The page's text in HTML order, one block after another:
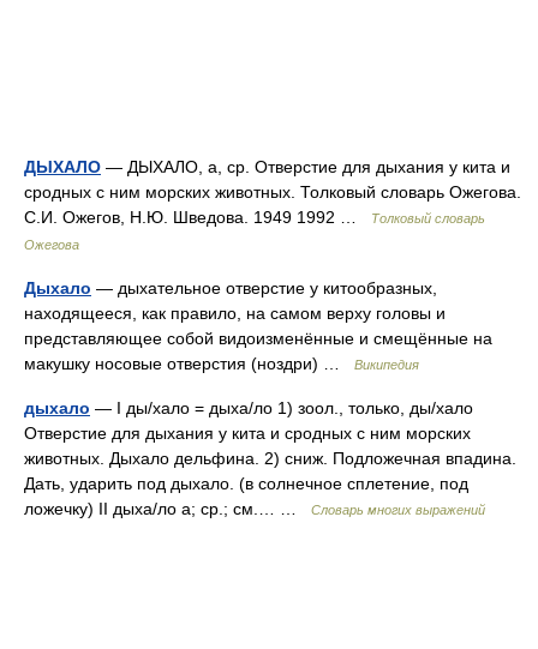
ДЫХАЛО — ДЫХАЛО, а, ср. Отверстие для дыхания у кита и
сродных с ним морских животных. Толковый словарь Ожегова.
С.И. Ожегов, Н.Ю. Шведова. 1949 1992 …
Толковый словарь
Ожегова
Дыхало — дыхательное отверстие у китообразных,
находящееся, как правило, на самом верху головы и
представляющее собой видоизменённые и смещённые на
макушку носовые отверстия (ноздри) …
Википедия
дыхало — I ды/хало = дыха/ло 1) зоол., только, ды/хало
Отверстие для дыхания у кита и сродных с ним морских
животных. Дыхало дельфина. 2) сниж. Подложечная впадина.
Дать, ударить под дыхало. (в солнечное сплетение, под
ложечку) II дыха/ло а; ср.; см.… …
Словарь многих выражений